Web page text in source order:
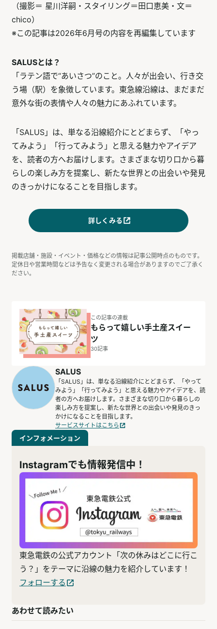
（撮影＝ 星川洋嗣・スタイリング＝田口恵美・文＝
chico）
※この記事は2026年6月号の内容を再編集しています
SALUSとは？
「ラテン語で“あいさつ”のこと。人々が出会い、行き交
う場（駅）を象徴しています。東急線沿線は、まだまだ
意外な街の表情や人々の魅力にあふれています。
「SALUS」は、単なる沿線紹介にとどまらず、「やっ
てみよう」「行ってみよう」と思える魅力やアイデア
を、読者の方へお届けします。さまざまな切り口から暮
らしの楽しみ方を提案し、新たな世界との出会いや発見
のきっかけになることを目指します。
詳しくみる
掲載店舗・施設・イベント・価格などの情報は記事公開時点のものです。
定休日や営業時間などは予告なく変更される場合がありますのでご了承く
ださい。
この記事の連載
もらって嬉しい手土産スイー
ツ
30記事
SALUS
「SALUS」は、単なる沿線紹介にとどまらず、「やって
みよう」「行ってみよう」と思える魅力やアイデアを、読
者の方へお届けします。さまざまな切り口から暮らしの
楽しみ方を提案し、新たな世界との出会いや発見のきっ
かけになることを目指します。
サービスサイトはこちら
インフォメーション
Instagramでも情報発信中！
東急電鉄の公式アカウント「次の休みはどこに行こ
う？」をテーマに沿線の魅力を紹介しています！
フォローする
あわせて読みたい